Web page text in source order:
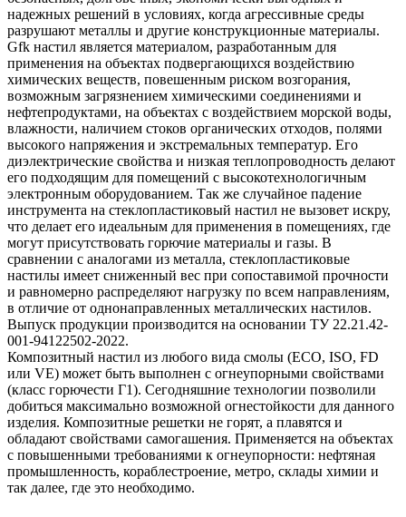
надежных решений в условиях, когда агрессивные среды
разрушают металлы и другие конструкционные материалы.
Gfk настил является материалом, разработанным для
применения на объектах подвергающихся воздействию
химических веществ, повешенным риском возгорания,
возможным загрязнением химическими соединениями и
нефтепродуктами, на объектах с воздействием морской воды,
влажности, наличием стоков органических отходов, полями
высокого напряжения и экстремальных температур. Его
диэлектрические свойства и низкая теплопроводность делают
его подходящим для помещений с высокотехнологичным
электронным оборудованием. Так же случайное падение
инструмента на стеклопластиковый настил не вызовет искру,
что делает его идеальным для применения в помещениях, где
могут присутствовать горючие материалы и газы. В
сравнении с аналогами из металла, стеклопластиковые
настилы имеет сниженный вес при сопоставимой прочности
и равномерно распределяют нагрузку по всем направлениям,
в отличие от однонаправленных металлических настилов.
Выпуск продукции производится на основании ТУ 22.21.42-
001-94122502-2022.
Композитный настил из любого вида смолы (ECO, ISO, FD
или VE) может быть выполнен с огнеупорными свойствами
(класс горючести Г1). Сегодняшние технологии позволили
добиться максимально возможной огнестойкости для данного
изделия. Композитные решетки не горят, а плавятся и
обладают свойствами самогашения. Применяется на объектах
с повышенными требованиями к огнеупорности: нефтяная
промышленность, кораблестроение, метро, склады химии и
так далее, где это необходимо.